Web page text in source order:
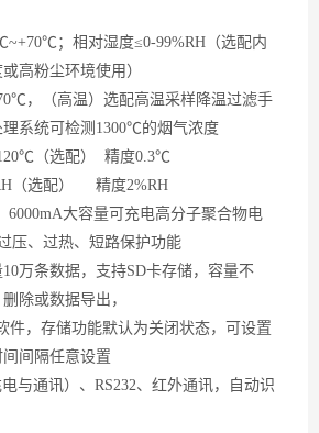
；相对湿度≤0-99%RH（选配内
高粉尘环境使用）
， （高温） 选配高温采样降温过滤手
系统可检测 1300℃的烟气浓度
（选配） 精度0.3℃
（选配） 精度2%RH
6000mA大容量可充电高分子聚合物电
压、过热、短路保护功能
10万条数据，支持SD卡存储，容量不
除或数据导出，
，存储功能默认为关闭状态，可设置
间隔任意设置
与通讯）、RS232、红外通讯，自动识